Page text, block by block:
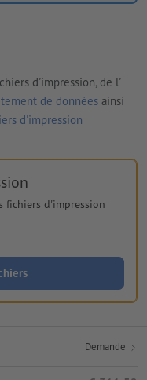
d'impression, de l'
de données ainsi
d'impression
fichiers d'impression
Demande